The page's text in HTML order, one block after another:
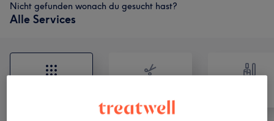
Nicht gefunden wonach du gesucht hast?
Alle Services